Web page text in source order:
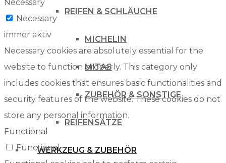
REIFEN & SCHLÄUCHE
MICHELIN
MITAS
ZUBEHÖR & SONSTIGE
REIFENSÄTZE
WERKZEUG & ZUBEHÖR
Necessary
Necessary
immer aktiv
Necessary cookies are absolutely essential for the
website to function properly. This category only
includes cookies that ensures basic functionalities and
security features of the website. These cookies do not
store any personal information.
Functional
Functional